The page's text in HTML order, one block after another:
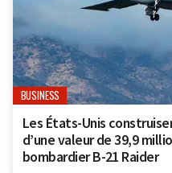
BUSINESS
Les États-Unis
d’une valeur de 39,9
bombardier B-21 Raider